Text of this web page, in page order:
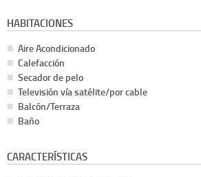
HABITACIONES
Aire Acondicionado
Calefacción
Secador de pelo
Televisión vía satélite/por cable
Balcón/Terraza
Baño
CARACTERÍSTICAS